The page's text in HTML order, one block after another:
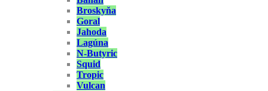
Broskyňa
Goral
Jahoda
Lagúna
N-Butyric
Squid
Tropic
Vulcan